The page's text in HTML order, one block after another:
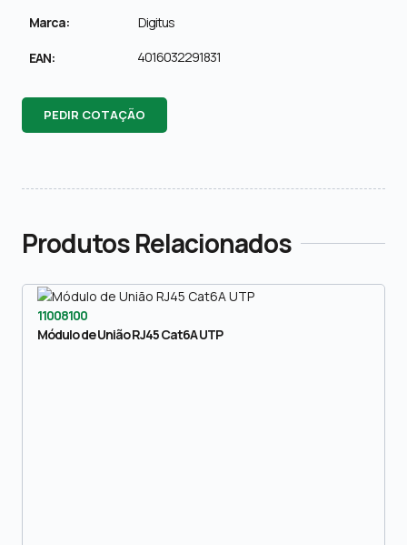
Marca: Digitus
EAN: 4016032291831
PEDIR COTAÇÃO
Produtos Relacionados
11008100
Módulo de União RJ45 Cat6A UTP